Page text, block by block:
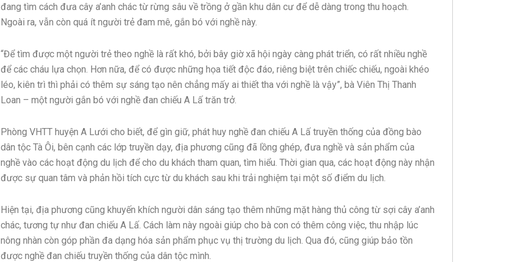
đang tìm cách đưa cây a’anh chác từ rừng sâu về trồng ở gần khu dân cư để dễ dàng trong thu hoạch.
Ngoài ra, vẫn còn quá ít người trẻ đam mê, gắn bó với nghề này.
“Để tìm được một người trẻ theo nghề là rất khó, bởi bây giờ xã hội ngày càng phát triển, có rất nhiều nghề
để các cháu lựa chọn. Hơn nữa, để có được những họa tiết độc đáo, riêng biệt trên chiếc chiếu, ngoài khéo
léo, kiên trì thì phải có thêm sự sáng tạo nên chẳng mấy ai thiết tha với nghề là vậy”, bà Viên Thị Thanh
Loan – một người gắn bó với nghề đan chiếu A Lấ trăn trở.
Phòng VHTT huyện A Lưới cho biết, để gìn giữ, phát huy nghề đan chiếu A Lấ truyền thống của đồng bào
dân tộc Tà Ôi, bên cạnh các lớp truyền dạy, địa phương cũng đã lồng ghép, đưa nghề và sản phẩm của
nghề vào các hoạt động du lịch để cho du khách tham quan, tìm hiểu. Thời gian qua, các hoạt động này nhận
được sự quan tâm và phản hồi tích cực từ du khách sau khi trải nghiệm tại một số điểm du lịch.
Hiện tại, địa phương cũng khuyến khích người dân sáng tạo thêm những mặt hàng thủ công từ sợi cây a’anh
chác, tương tự như đan chiếu A Lấ. Cách làm này ngoài giúp cho bà con có thêm công việc, thu nhập lúc
nông nhàn còn góp phần đa dạng hóa sản phẩm phục vụ thị trường du lịch. Qua đó, cũng giúp bảo tồn
được nghề đan chiếu truyền thống của dân tộc mình.